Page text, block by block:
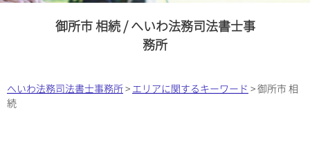
御所市 相続 / へいわ法務司法書士事
務所
へいわ法務司法書士事務所> エリアに関するキーワード >御所市 相
続